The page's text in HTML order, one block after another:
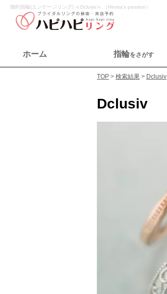
婚約指輪(エンゲージリング) ≪Dclusiv≫ （Hestia’s passion）
ホーム 指輪をさがす
TOP 検索結果 Dclusiv
Dclusiv